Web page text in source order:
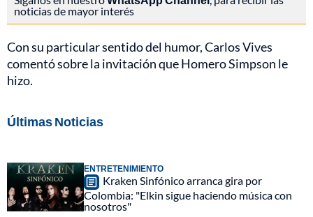
noticias de mayor interés
Con su particular sentido del humor, Carlos Vives
comentó sobre la invitación que Homero Simpson le
hizo.
Últimas Noticias
ENTRETENIMIENTO
Kraken Sinfónico arranca gira por
Colombia: "Elkin sigue haciendo música con
nosotros"